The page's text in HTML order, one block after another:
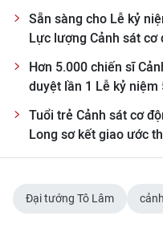
Sẵn sàng cho Lễ kỷ
Lực lượng Cảnh sát cơ
Hơn 5.000 chiến sĩ
duyệt lần 1 Lễ kỷ
Tuổi trẻ Cảnh sát cơ
Long sơ kết giao ước
Đại tướng Tô Lâm